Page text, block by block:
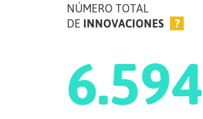
NÚMERO TOTAL
DE INNOVACIONES ?
6.594